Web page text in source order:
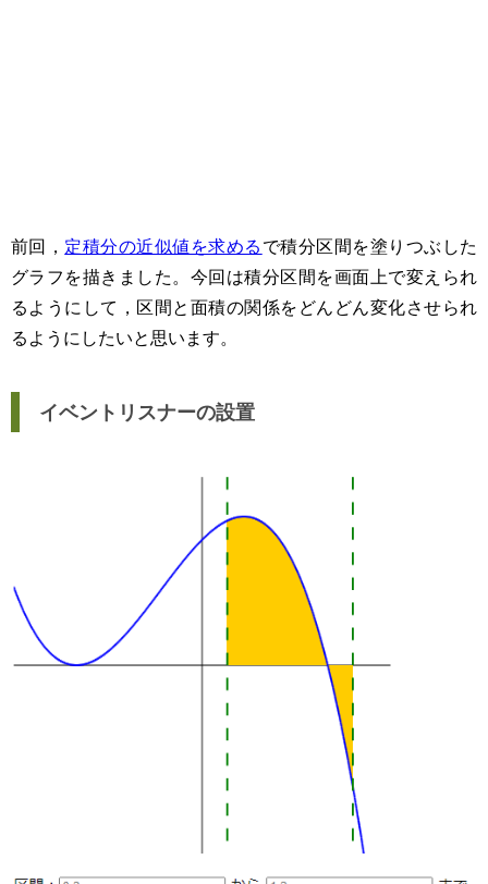
前回， 定積分の近似値を求めるで積分区間を塗りつぶした
グラフを描きました。今回は積分区間を画面上で変えられ
るようにして，区間と面積の関係をどんどん変化させられ
るようにしたいと思います。
イベントリスナーの設置